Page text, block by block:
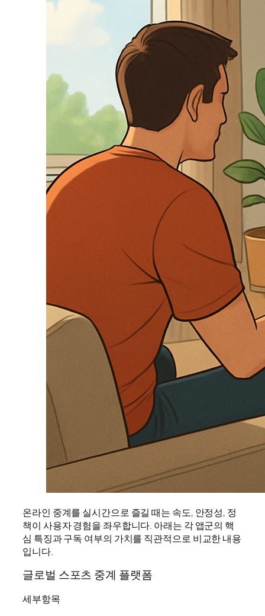
온라인 중계를 실시간으로 즐길 때는 속도, 안정성, 정
책이 사용자 경험을 좌우합니다. 아래는 각 앱군의 핵
심 특징과 구독 여부의 가치를 직관적으로 비교한 내용
입니다.
글로벌 스포츠 중계 플랫폼
세부항목